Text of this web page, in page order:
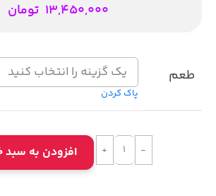
13,450,000 تومان
طعم
پاک کردن
افزودن به سبد